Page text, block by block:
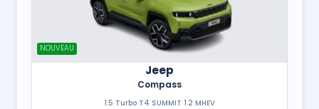
NOUVEAU
Jeep
Compass
1.5 Turbo T4 SUMMIT 1.2 MHEV